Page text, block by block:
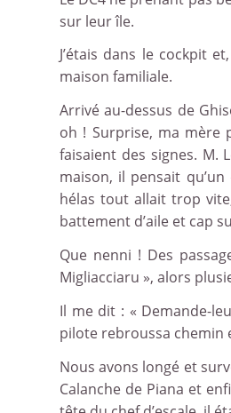
sur leur île.
J’étais dans le cockpit
maison familiale.
Arrivé au-dessus de
oh ! Surprise, ma mère
faisaient des signes. M.
maison, il pensait
hélas tout allait trop
battement d’aile et cap
Que nenni ! Des
Migliacciaru », alors
Il me dit : « Demande-
pilote rebroussa chemin
Nous avons longé et
Calanche de Piana et